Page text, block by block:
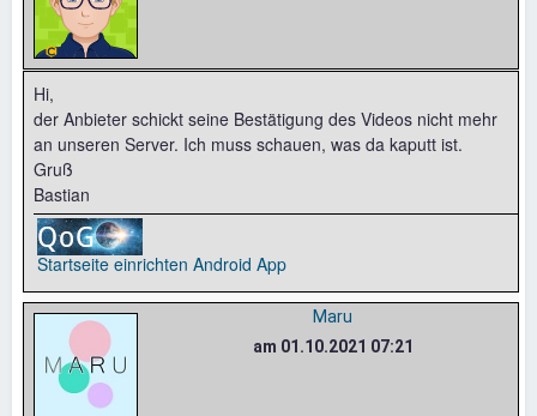
Hi,
der Anbieter schickt seine Bestätigung des Videos nicht mehr
an unseren Server. Ich muss schauen, was da kaputt ist.
Gruß
Bastian
Startseite einrichten Android App
Maru
am 01.10.2021 07:21